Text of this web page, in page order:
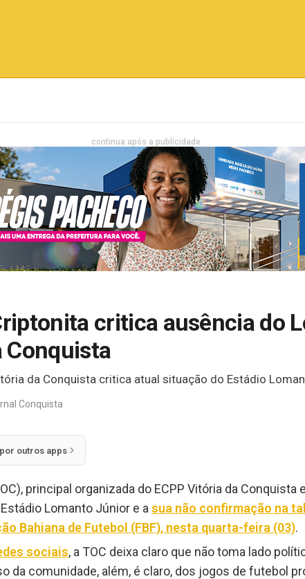
continua após a publicidade
critica ausência do
Conquista
da Conquista critica atual situação do Estádio
Conquista
outros apps
principal organizada do ECPP Vitória da Conquista
Lomanto Júnior e a sua não confirmação na
Bahiana de Futebol (FBF), nesta quarta-feira (03).
sociais, a TOC deixa claro que não toma lado
da comunidade, além, é claro, dos jogos de futebol